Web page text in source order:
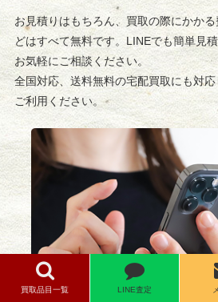
買取品目一覧 LINE査定
お見積りはもちろん、買取の際にかか
どはすべて無料です。LINEでも簡単見
お気軽にご相談ください。
全国対応、送料無料の宅配買取にも対
ご利用ください。